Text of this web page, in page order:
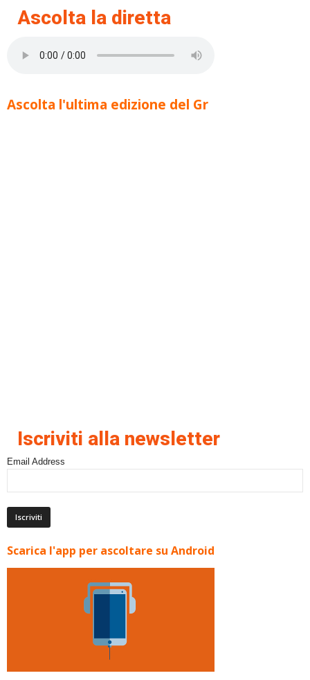
Ascolta la diretta
Ascolta l'ultima edizione del Gr
Iscriviti alla newsletter
Email Address
Scarica l'app per ascoltare su Android